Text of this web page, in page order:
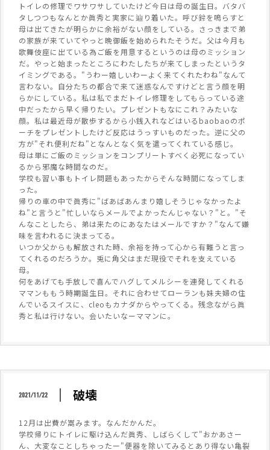
トイレの修理でワサワサしていたけど今日は母の誕生日。バタバ
タしつつもなんとか眞秀と実家に辿り着いた。呼び鈴を鳴らすと
母は出てきたが明らかに余裕がない顔をしている。さっきまで弟
の家族が来ていてやっと晩御飯を始められたそうだ。父は今月も
歌舞伎座に出ている為ご飯を用意するというのは母のミッション
だ。やっと始まったところにわたしたちが来てしまったというタ
イミングである。"うわー嬉しいわーよく来てくれたわね"なんて
言わない。自分たちの都合で来て迷惑なんですけどと言う顔を明
らかにしている。私は私でまだトイレ修理をしてもらっている途
中だったから早く帰りたい。プレゼントもなにこれ？みたいな
顔。私は最近母が散歩するから小銭入れなどはいるbaobaoのポ
ーチをプレゼントしたけど反応はうっすいものだった。逆に父の
方が"それ便利だね"となんとなく気を遣ってくれている感じ。
母は単にご飯のミッションをコンプリートすべく必死になってい
るから邪魔な時間なのだ。
学校も習い事もトイレ問題もあったからそんな時間になってしま
った。
帰りの車の中で眞秀に"ばあばあんまり嬉しそうじゃなかったよ
ね"と言うと"忙しいならメールでよかったんじゃない？"と。"そ
んなことしたら、弟は来たのにあなたはメールですか？"なんて嫌
味を言われるに決まってる。
いつか父からも解放された時、余裕を持って心から有難うと言っ
てくれるのだろうか。兎に角父はまだ現役でそれを支えている
母。
何をあげても手放しで喜んでハグしてメルシーを連発してくれる
ママンももう時期誕生日。それに合わせてローランも妹夫婦の住
んでいるスイスに、cleoもカナダからやってくる。残念ながら眞
秀と私は行けない。会いたいなーママンに。
2021/11/22 破壊
12月は出費が嵩みます。なんだかんだ。
学校帰りにトイレに駆け込んだ眞秀、しばらくして"おかあさー
ん、大変なことしちゃったー"便器を除いてみるとあり得ない亀裂